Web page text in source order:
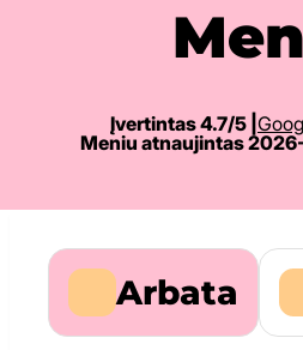
Įvertintas 4.7/5 |
Meniu atnaujintas
Arbata